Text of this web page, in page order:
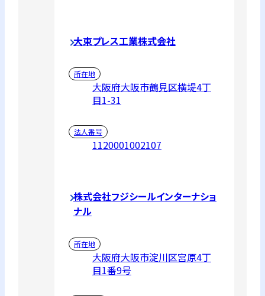
大東プレス工業株式会社
所在地
大阪府大阪市鶴見区横堤4丁
目1-31
法人番号
1120001002107
株式会社フジシールインターナショ
ナル
所在地
大阪府大阪市淀川区宮原4丁
目1番9号